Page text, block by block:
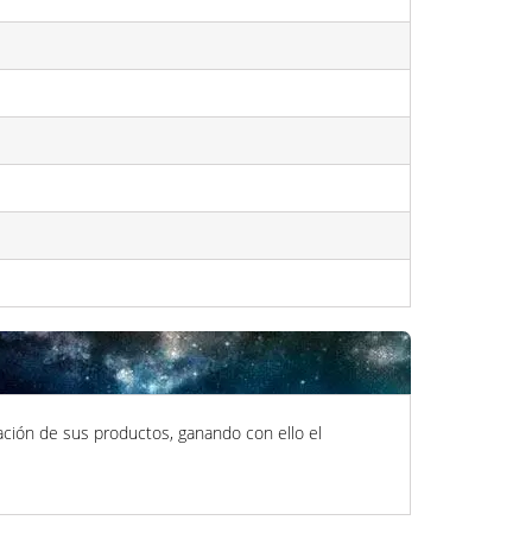
de sus productos, ganando con ello el